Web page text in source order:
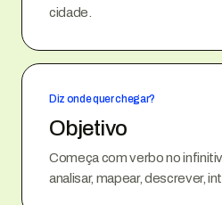
cidade.
Diz onde quer chegar?
Objetivo
Começa com verbo no
analisar, mapear, descrever,